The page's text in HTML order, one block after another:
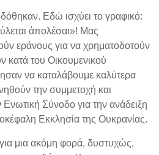
Εδώ ισχύει το γραφικό:
ἀπολέσαι»! Μας
εράνους για να χρηματοδοτούν
του Οικουμενικού
να καταλάβουμε καλύτερα
την συμμετοχή και
Σύνοδο για την ανάδειξη
Εκκλησία της Ουκρανίας.
μια ακόμη φορά, δυστυχώς,